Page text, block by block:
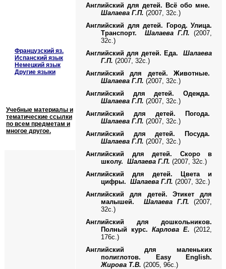
Английский для детей. Всё обо мне.
Шалаева Г.П. (2007, 32с.)
Английский для детей. Город. Улица.
Транспорт. Шалаева Г.П. (2007,
32с.)
Английский для детей. Еда. Шалаева
Г.П. (2007, 32с.)
Английский для детей. Животные.
Шалаева Г.П. (2007, 32с.)
Английский для детей. Одежда.
Шалаева Г.П. (2007, 32с.)
Английский для детей. Погода.
Шалаева Г.П. (2007, 32с.)
Английский для детей. Посуда.
Шалаева Г.П. (2007, 32с.)
Английский для детей. Скоро в
школу. Шалаева Г.П. (2007, 32с.)
Английский для детей. Цвета и
цифры. Шалаева Г.П. (2007, 32с.)
Английский для детей. Этикет для
малышей. Шалаева Г.П. (2007,
32с.)
Английский для дошкольников.
Полный курс. Карлова Е. (2012,
176с.)
Английский для маленьких
полиглотов.
Easy English.
Жирова Т.В. (2005, 96с.)
Французский яз.
Испанский язык
Немецкий язык
Другие языки
Учебные материалы и
тематические ссылки
по всем предметам и
многое другое.